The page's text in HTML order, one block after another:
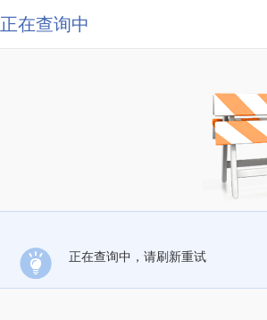
正在查询中
正在查询中，请刷新重试